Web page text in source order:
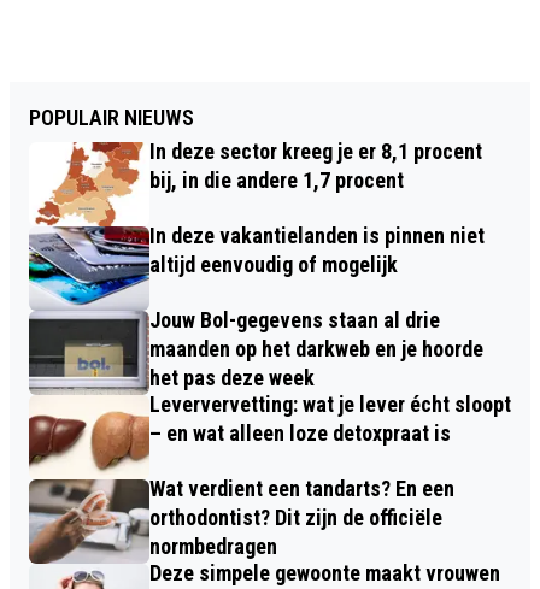
POPULAIR NIEUWS
In deze sector kreeg je er 8,1 procent
bij, in die andere 1,7 procent
In deze vakantielanden is pinnen niet
altijd eenvoudig of mogelijk
Jouw Bol-gegevens staan al drie
maanden op het darkweb en je hoorde
het pas deze week
Leververvetting: wat je lever écht sloopt
– en wat alleen loze detoxpraat is
Wat verdient een tandarts? En een
orthodontist? Dit zijn de officiële
normbedragen
Deze simpele gewoonte maakt vrouwen